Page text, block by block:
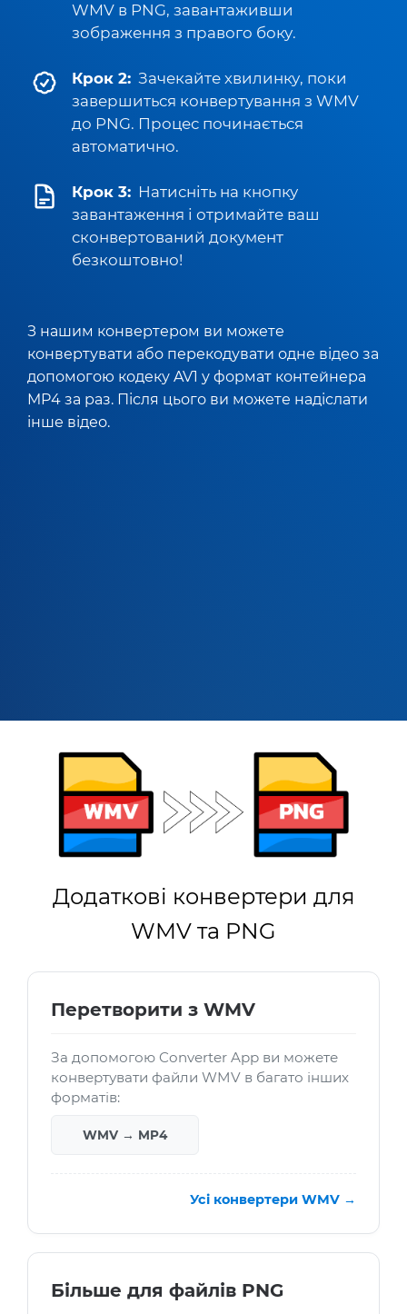
WMV в PNG, завантаживши
зображення з правого боку.
Крок 2: Зачекайте хвилинку, поки
завершиться конвертування з WMV
до PNG. Процес починається
автоматично.
Крок 3: Натисніть на кнопку
завантаження і отримайте ваш
сконвертований документ
безкоштовно!
З нашим конвертером ви можете
конвертувати або перекодувати одне відео за
допомогою кодеку AV1 у формат контейнера
MP4 за раз. Після цього ви можете надіслати
інше відео.
Додаткові конвертери для
WMV та PNG
Перетворити з WMV
За допомогою Converter App ви можете
конвертувати файли WMV в багато інших
форматів:
WMV → MP4
Усі конвертери WMV →
Більше для файлів PNG